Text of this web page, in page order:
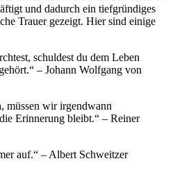
und dadurch ein tiefgründiges
Trauer gezeigt. Hier sind einige
schuldest du dem Leben
– Johann Wolfgang von
müssen wir irgendwann
Erinnerung bleibt.“ – Reiner
auf.“ – Albert Schweitzer